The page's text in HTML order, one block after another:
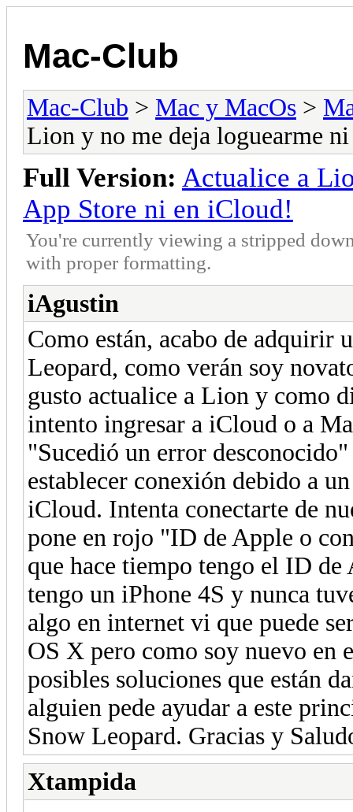
Mac-Club
Mac-Club > Mac y MacOs >
Lion y no me deja loguearme
Full Version: Actualice a
App Store ni en iCloud!
You're currently viewing a stripped
with proper formatting.
iAgustin
Como están, acabo de adquirir
Leopard, como verán soy
gusto actualice a Lion y como
intento ingresar a iCloud o a
"Sucedió un error
establecer conexión debido a
iCloud. Intenta conectarte de
pone en rojo "ID de Apple o
que hace tiempo tengo el ID
tengo un iPhone 4S y nunca
algo en internet vi que puede
OS X pero como soy nuevo en
posibles soluciones que están
alguien pede ayudar a este
Snow Leopard. Gracias y
Xtampida